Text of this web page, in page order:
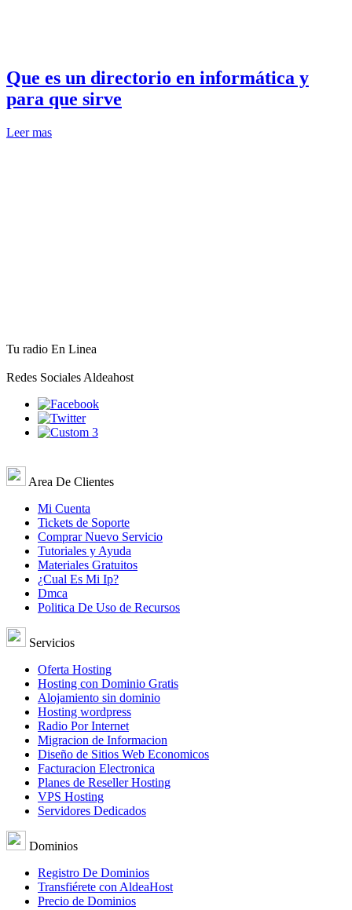
Que es un directorio en informática y
para que sirve
Leer mas
Tu radio En Linea
Redes Sociales Aldeahost
Area De Clientes
Mi Cuenta
Tickets de Soporte
Comprar Nuevo Servicio
Tutoriales y Ayuda
Materiales Gratuitos
¿Cual Es Mi Ip?
Dmca
Politica De Uso de Recursos
Servicios
Oferta Hosting
Hosting con Dominio Gratis
Alojamiento sin dominio
Hosting wordpress
Radio Por Internet
Migracion de Informacion
Diseño de Sitios Web Economicos
Facturacion Electronica
Planes de Reseller Hosting
VPS Hosting
Servidores Dedicados
Dominios
Registro De Dominios
Transfiérete con AldeaHost
Precio de Dominios